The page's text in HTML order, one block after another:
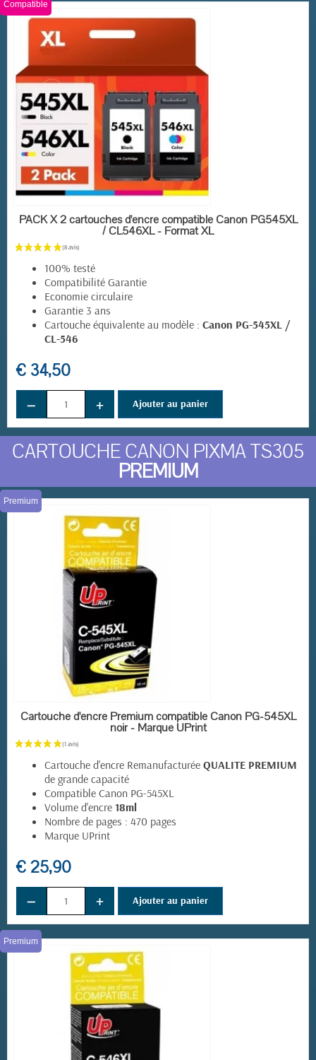
(1 avis)
EN STOCK
Compatible
PACK X 2 cartouches d'encre compatible Canon PG545XL
/ CL546XL - Format XL
100% testé
Compatibilité Garantie
Economie circulaire
Garantie 3 ans
Cartouche équivalente au modèle : Canon PG-545XL /
CL-546
€ 34,50
− + Ajouter au panier
CARTOUCHE CANON PIXMA TS305
PREMIUM
EN STOCK
Premium
Cartouche d'encre Premium compatible Canon PG-545XL
noir - Marque UPrint
Cartouche d'encre Remanufacturée QUALITE PREMIUM
de grande capacité
Compatible Canon PG-545XL
Volume d'encre 18ml
Nombre de pages : 470 pages
Marque UPrint
€ 25,90
− + Ajouter au panier
Premium